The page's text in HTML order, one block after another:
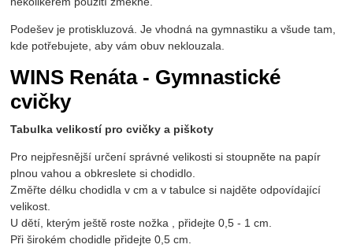
Podešev je protiskluzová. Je vhodná na gymnastiku a všude tam,
kde potřebujete, aby vám obuv neklouzala.
WINS Renáta - Gymnastické
cvičky
Tabulka velikostí pro cvičky a piškoty
Pro nejpřesnější určení správné velikosti si stoupněte na papír
plnou vahou a obkreslete si chodidlo.
Změřte délku chodidla v cm a v tabulce si najděte odpovídající
velikost.
U dětí, kterým ještě roste nožka , přidejte 0,5 - 1 cm.
Při širokém chodidle přidejte 0,5 cm.